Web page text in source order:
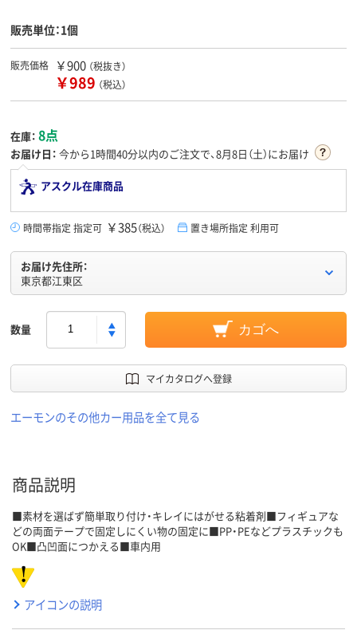
販売単位：1個
販売価格 ￥900 （税抜き）
￥989 （税込）
在庫： 8点
お届け日： 今から1時間40分以内のご注文で、8月8日（土）にお届け
アスクル在庫商品
時間帯指定 指定可 ￥385（税込） 置き場所指定 利用可
お届け先住所：
東京都江東区
数量 カゴへ
マイカタログへ登録
エーモンのその他カー用品を全て見る
商品説明
■素材を選ばず簡単取り付け・キレイにはがせる粘着剤■フィギュアな
どの両面テープで固定しにくい物の固定に■PP・PEなどプラスチックも
OK■凸凹面につかえる■車内用
アイコンの説明